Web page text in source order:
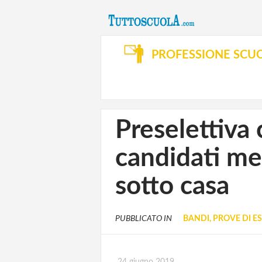
PROFESSIONE
Preselettiva
candidati
sotto casa
PUBBLICATO IN BANDI, PROVE DI